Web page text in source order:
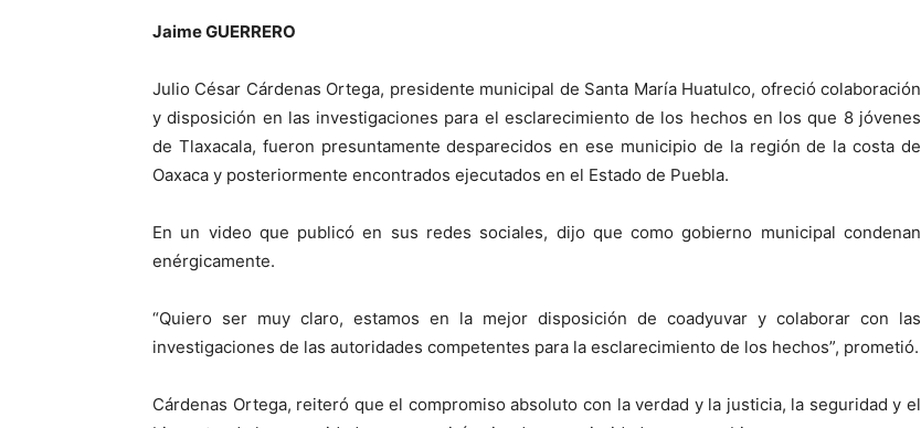
Jaime GUERRERO
Julio César Cárdenas Ortega, presidente municipal de Santa María Huatulco, ofreció colaboración
y disposición en las investigaciones para el esclarecimiento de los hechos en los que 8 jóvenes
de Tlaxacala, fueron presuntamente desparecidos en ese municipio de la región de la costa de
Oaxaca y posteriormente encontrados ejecutados en el Estado de Puebla.
En un video que publicó en sus redes sociales, dijo que como gobierno municipal condenan
enérgicamente.
“Quiero ser muy claro, estamos en la mejor disposición de coadyuvar y colaborar con las
investigaciones de las autoridades competentes para la esclarecimiento de los hechos”, prometió.
Cárdenas Ortega, reiteró que el compromiso absoluto con la verdad y la justicia, la seguridad y el